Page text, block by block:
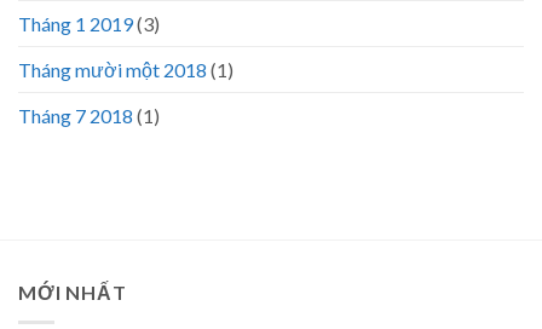
Tháng 1 2019(3)
Tháng mười một 2018 (1)
Tháng 7 2018 (1)
MỚI NHẤT